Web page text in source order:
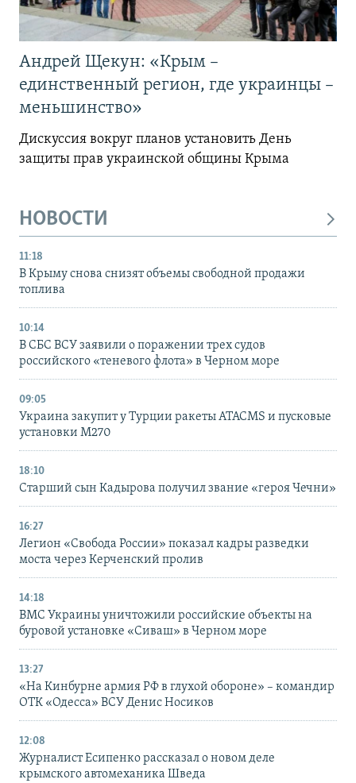
Андрей Щекун: «Крым –
единственный регион, где украинцы –
меньшинство»
Дискуссия вокруг планов установить День
защиты прав украинской общины Крыма
НОВОСТИ
11:18
В Крыму снова снизят объемы свободной продажи
топлива
10:14
В СБС ВСУ заявили о поражении трех судов
российского «теневого флота» в Черном море
09:05
Украина закупит у Турции ракеты ATACMS и пусковые
установки M270
18:10
Старший сын Кадырова получил звание «героя Чечни»
16:27
Легион «Свобода России» показал кадры разведки
моста через Керченский пролив
14:18
ВМС Украины уничтожили российские объекты на
буровой установке «Сиваш» в Черном море
13:27
«На Кинбурне армия РФ в глухой обороне» – командир
ОТК «Одесса» ВСУ Денис Носиков
12:08
Журналист Есипенко рассказал о новом деле
крымского автомеханика Шведа